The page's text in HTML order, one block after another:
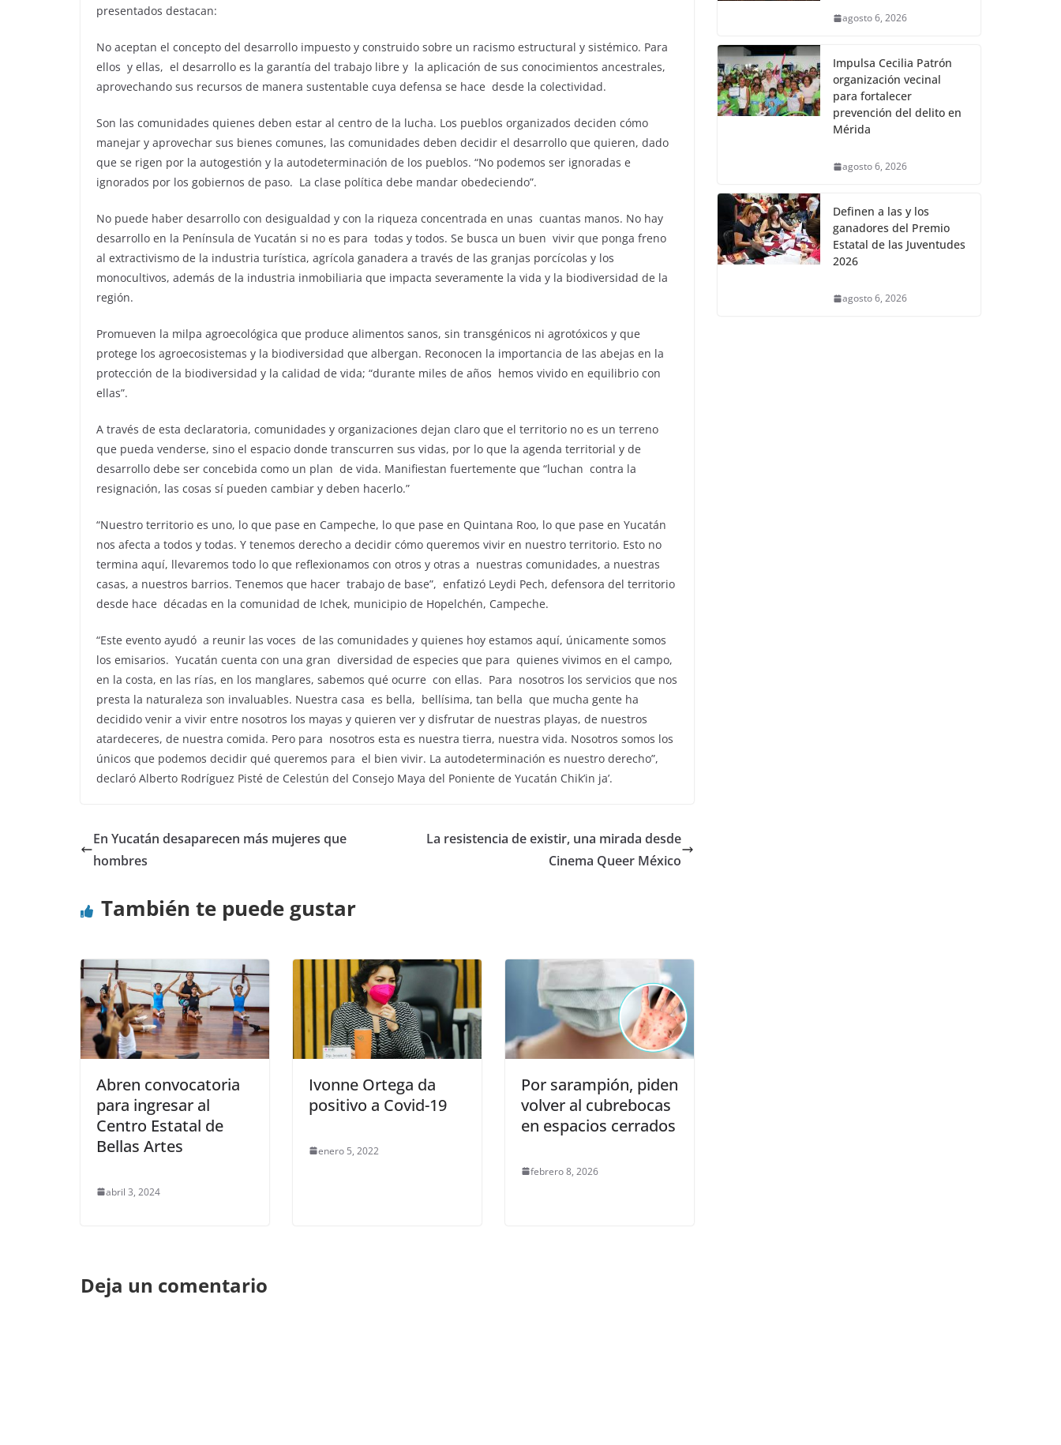
presentados destacan:
No aceptan el concepto del desarrollo impuesto y construido sobre un racismo estructural y sistémico. Para
ellos y ellas, el desarrollo es la garantía del trabajo libre y la aplicación de sus conocimientos ancestrales,
aprovechando sus recursos de manera sustentable cuya defensa se hace desde la colectividad.
Son las comunidades quienes deben estar al centro de la lucha. Los pueblos organizados deciden cómo
manejar y aprovechar sus bienes comunes, las comunidades deben decidir el desarrollo que quieren, dado
que se rigen por la autogestión y la autodeterminación de los pueblos. “No podemos ser ignoradas e
ignorados por los gobiernos de paso. La clase política debe mandar obedeciendo”.
No puede haber desarrollo con desigualdad y con la riqueza concentrada en unas cuantas manos. No hay
desarrollo en la Península de Yucatán si no es para todas y todos. Se busca un buen vivir que ponga freno
al extractivismo de la industria turística, agrícola ganadera a través de las granjas porcícolas y los
monocultivos, además de la industria inmobiliaria que impacta severamente la vida y la biodiversidad de la
región.
Promueven la milpa agroecológica que produce alimentos sanos, sin transgénicos ni agrotóxicos y que
protege los agroecosistemas y la biodiversidad que albergan. Reconocen la importancia de las abejas en la
protección de la biodiversidad y la calidad de vida; “durante miles de años hemos vivido en equilibrio con
ellas”.
A través de esta declaratoria, comunidades y organizaciones dejan claro que el territorio no es un terreno
que pueda venderse, sino el espacio donde transcurren sus vidas, por lo que la agenda territorial y de
desarrollo debe ser concebida como un plan de vida. Maniﬁestan fuertemente que “luchan contra la
resignación, las cosas sí pueden cambiar y deben hacerlo.”
“Nuestro territorio es uno, lo que pase en Campeche, lo que pase en Quintana Roo, lo que pase en Yucatán
nos afecta a todos y todas. Y tenemos derecho a decidir cómo queremos vivir en nuestro territorio. Esto no
termina aquí, llevaremos todo lo que reﬂexionamos con otros y otras a nuestras comunidades, a nuestras
casas, a nuestros barrios. Tenemos que hacer trabajo de base”, enfatizó Leydi Pech, defensora del territorio
desde hace décadas en la comunidad de Ichek, municipio de Hopelchén, Campeche.
“Este evento ayudó a reunir las voces de las comunidades y quienes hoy estamos aquí, únicamente somos
los emisarios. Yucatán cuenta con una gran diversidad de especies que para quienes vivimos en el campo,
en la costa, en las rías, en los manglares, sabemos qué ocurre con ellas. Para nosotros los servicios que nos
presta la naturaleza son invaluables. Nuestra casa es bella, bellísima, tan bella que mucha gente ha
decidido venir a vivir entre nosotros los mayas y quieren ver y disfrutar de nuestras playas, de nuestros
atardeceres, de nuestra comida. Pero para nosotros esta es nuestra tierra, nuestra vida. Nosotros somos los
únicos que podemos decidir qué queremos para el bien vivir. La autodeterminación es nuestro derecho”,
declaró Alberto Rodríguez Pisté de Celestún del Consejo Maya del Poniente de Yucatán Chik’in ja’.
En Yucatán desaparecen más mujeres que
hombres
La resistencia de existir, una mirada desde
Cinema Queer México
También te puede gustar
Abren convocatoria
para ingresar al
Centro Estatal de
Bellas Artes
abril 3, 2024
Ivonne Ortega da
positivo a Covid-19
enero 5, 2022
Por sarampión, piden
volver al cubrebocas
en espacios cerrados
febrero 8, 2026
Deja un comentario
agosto 6, 2026
Impulsa Cecilia Patrón
organización vecinal
para fortalecer
prevención del delito en
Mérida
agosto 6, 2026
Definen a las y los
ganadores del Premio
Estatal de las Juventudes
2026
agosto 6, 2026